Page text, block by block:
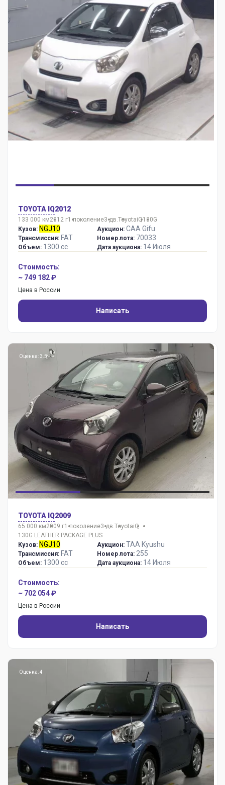
TOYOTA IQ2012
133 000 км2012 г1 поколение3 дв.ToyotaiQ130G
Кузов: NGJ10
Трансмиссия: FAT
Объем: 1300 сс
Аукцион: CAA Gifu
Номер лота: 70033
Дата аукциона: 14 Июля
Стоимость:
~ 749 182 ₽
Цена в России
Написать
Оценка: 3.5
TOYOTA IQ2009
65 000 км2009 г1 поколение3 дв. ToyotaiQ
130G LEATHER PACKAGE PLUS
Кузов: NGJ10
Трансмиссия: FAT
Объем: 1300 сс
Аукцион: TAA Kyushu
Номер лота: 255
Дата аукциона: 14 Июля
Стоимость:
~ 702 054 ₽
Цена в России
Написать
Оценка: 4